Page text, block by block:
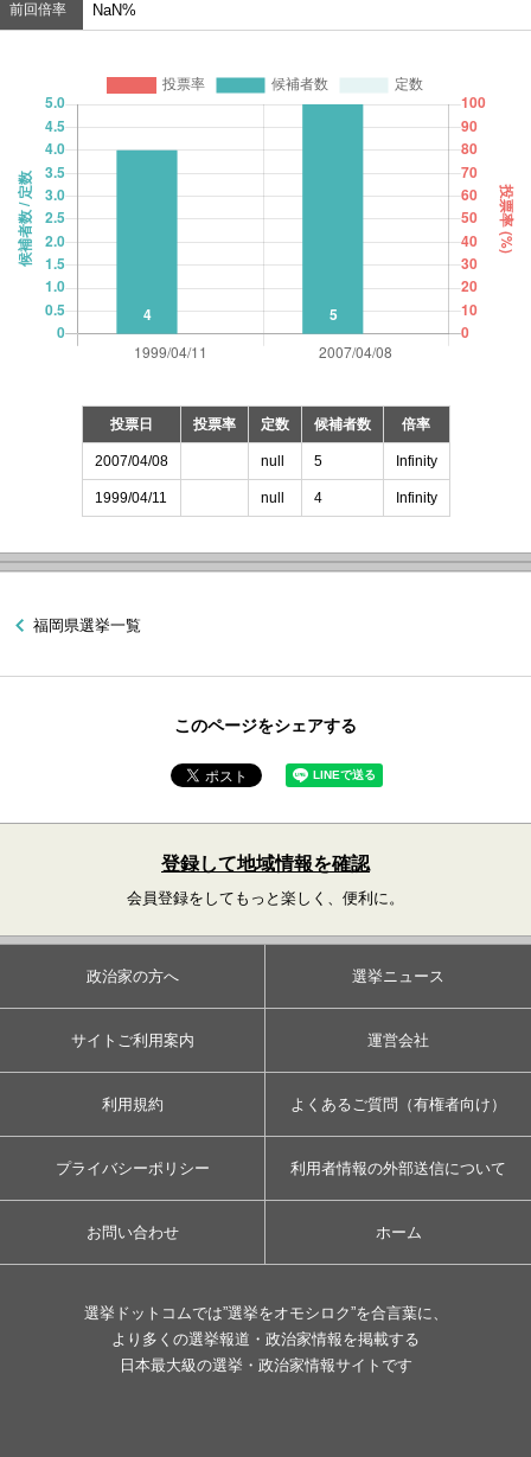
前回倍率 NaN%
投票日 投票率 定数 候補者数 倍率
2007/04/08 null 5 Infinity
1999/04/11 null 4 Infinity
福岡県選挙一覧
このページをシェアする
登録して地域情報を確認
会員登録をしてもっと楽しく、便利に。
政治家の方へ 選挙ニュース
サイトご利用案内 運営会社
利用規約 よくあるご質問（有権者向け）
プライバシーポリシー 利用者情報の外部送信について
お問い合わせ ホーム
選挙ドットコムでは”選挙をオモシロク”を合言葉に、
より多くの選挙報道・政治家情報を掲載する
日本最大級の選挙・政治家情報サイトです